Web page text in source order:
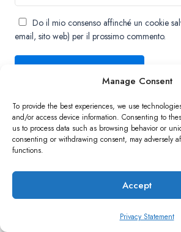
Manage Consent
To provide the best experiences, we use
and/or access device information. Consenting to
us to process data such as browsing behavior or
consenting or withdrawing consent, may adversely
functions.
Accept
Privacy Statement
Do il mio consenso affinché un cookie
email, sito web) per il prossimo commento.
Copyright ©2026 QNAP Systems, Inc. All